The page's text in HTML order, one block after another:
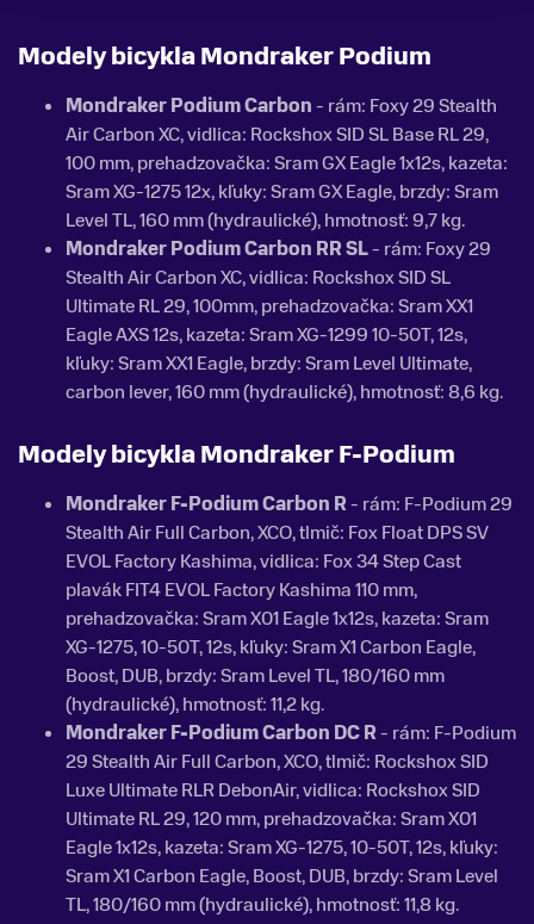
Modely bicykla Mondraker Podium
Mondraker Podium Carbon- rám: Foxy 29 Stealth
Air Carbon XC, vidlica: Rockshox SID SL Base RL 29,
100 mm, prehadzovačka: Sram GX Eagle 1x12s, kazeta:
Sram XG-1275 12x, kľuky: Sram GX Eagle, brzdy: Sram
Level TL, 160 mm (hydraulické), hmotnosť: 9,7 kg.
Mondraker Podium Carbon RR SL- rám: Foxy 29
Stealth Air Carbon XC, vidlica: Rockshox SID SL
Ultimate RL 29, 100mm, prehadzovačka:Sram XX1
Eagle AXS 12s, kazeta: Sram XG-1299 10-50T, 12s,
kľuky:Sram XX1 Eagle, brzdy:Sram Level Ultimate,
carbon lever, 160 mm (hydraulické), hmotnosť: 8,6 kg.
Modely bicyklaMondraker F-Podium
Mondraker F-Podium Carbon R- rám: F-Podium 29
Stealth Air Full Carbon, XCO, tlmič: Fox Float DPS SV
EVOL Factory Kashima, vidlica: Fox 34 Step Cast
plavák FIT4 EVOL Factory Kashima 110 mm,
prehadzovačka: Sram X01 Eagle 1x12s, kazeta: Sram
XG-1275, 10-50T, 12s, kľuky: Sram X1 Carbon Eagle,
Boost, DUB, brzdy: Sram Level TL, 180/160 mm
(hydraulické), hmotnosť: 11,2 kg.
Mondraker F-Podium Carbon DC R- rám: F-Podium
29 Stealth Air Full Carbon, XCO, tlmič: Rockshox SID
Luxe Ultimate RLR DebonAir, vidlica: Rockshox SID
Ultimate RL 29, 120 mm, prehadzovačka:Sram X01
Eagle1x12s, kazeta: Sram XG-1275, 10-50T, 12s, kľuky:
Sram X1 Carbon Eagle, Boost, DUB, brzdy: Sram Level
TL, 180/160 mm (hydraulické), hmotnosť: 11,8 kg.